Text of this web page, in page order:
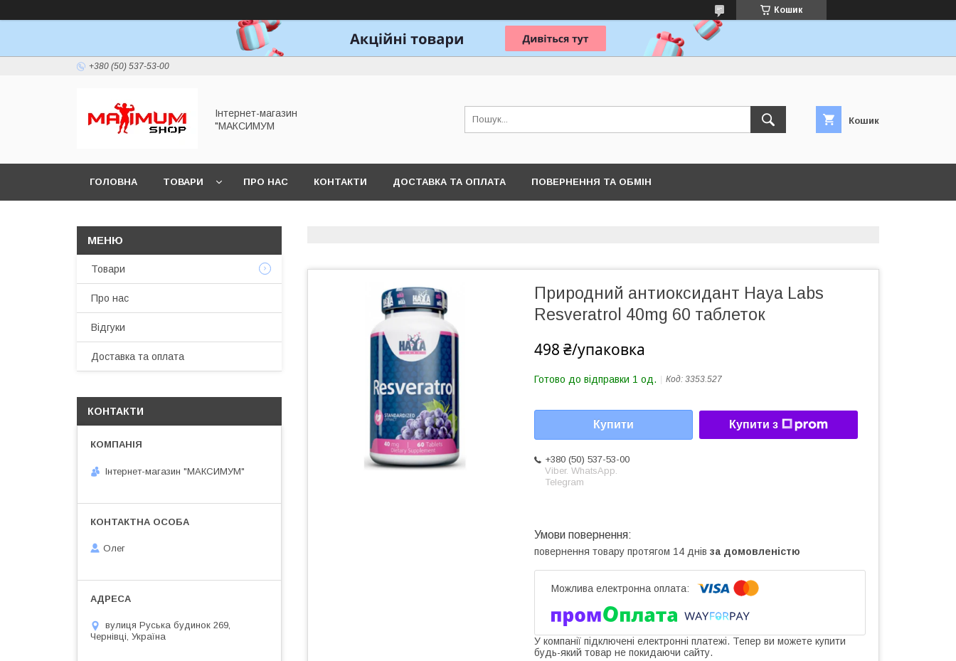
Кошик
+380 (50) 537-53-00
Інтернет-магазин
"МАКСИМУМ
Кошик
ГОЛОВНА ТОВАРИ ПРО НАС КОНТАКТИ ДОСТАВКА ТА ОПЛАТА ПОВЕРНЕННЯ ТА ОБМІН
Природний антиоксидант Haya Labs
Resveratrol 40mg 60 таблеток
498 ₴/упаковка
Готово до відправки 1 од. Код: 3353.527
Купити Купити з
+380 (50) 537-53-00
Viber. WhatsApp.
Telegram
повернення товару протягом 14 днів за домовленістю
У компанії підключені електронні платежі. Тепер ви можете купити
будь-який товар не покидаючи сайту.
Товари
Про нас
Відгуки
Доставка та оплата
КОНТАКТИ
Інтернет-магазин "МАКСИМУМ"
Олег
вулиця Руська будинок 269,
Чернівці, Україна